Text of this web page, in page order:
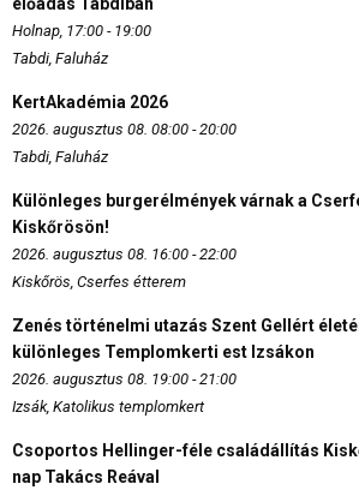
előadás Tabdiban
Holnap, 17:00 - 19:00
Tabdi, Faluház
KertAkadémia 2026
2026. augusztus 08. 08:00 - 20:00
Tabdi, Faluház
Különleges burgerélmények várnak a
Kiskőrösön!
2026. augusztus 08. 16:00 - 22:00
Kiskőrös, Cserfes étterem
Zenés történelmi utazás Szent Gellért
különleges Templomkerti est Izsákon
2026. augusztus 08. 19:00 - 21:00
Izsák, Katolikus templomkert
Csoportos Hellinger-féle családállítás
nap Takács Reával